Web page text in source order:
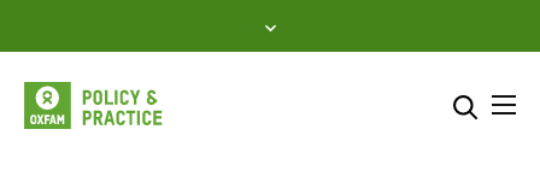
to
content